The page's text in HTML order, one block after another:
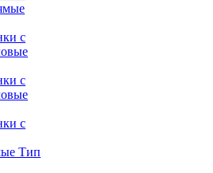
с
с
с
Тип